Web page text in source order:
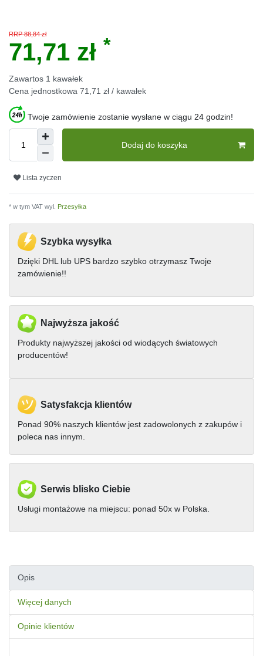
RRP 88,84 zł
71,71 zł *
Zawartos 1 kawałek
Cena jednostkowa 71,71 zł / kawałek
Twoje zamówienie zostanie wysłane w ciągu 24 godzin!
Dodaj do koszyka
Lista zyczen
* w tym VAT wyl. Przesyłka
Szybka wysyłka
Dzięki DHL lub UPS bardzo szybko otrzymasz Twoje
zamówienie!!
Najwyższa jakość
Produkty najwyższej jakości od wiodących światowych
producentów!
Satysfakcja klientów
Ponad 90% naszych klientów jest zadowolonych z zakupów i
poleca nas innym.
Serwis blisko Ciebie
Usługi montażowe na miejscu: ponad 50x w Polska.
Opis
Więcej danych
Opinie klientów